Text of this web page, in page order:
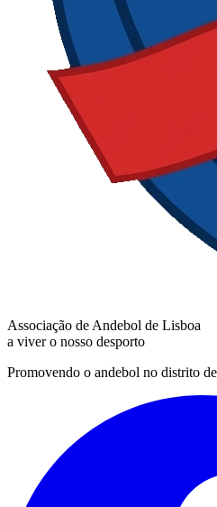
Associação de Andebol de Lisboa
a viver o nosso desporto
Promovendo o andebol no distrito